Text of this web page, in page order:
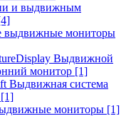
и выдвижным
выдвижные мониторы
Выдвижной
монитор [1]
Выдвижная система
[1]
мониторы [1]